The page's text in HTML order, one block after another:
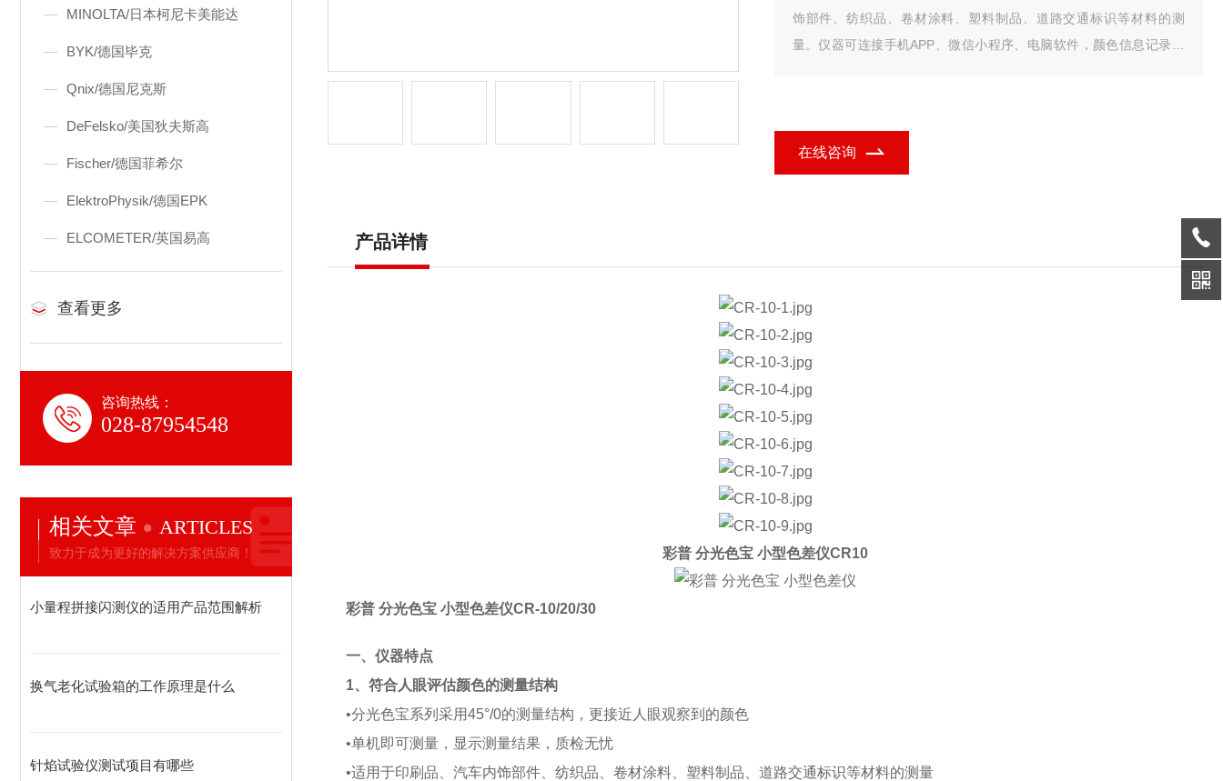
MINOLTA/日本柯尼卡美能达
BYK/德国毕克
Qnix/德国尼克斯
DeFelsko/美国狄夫斯高
Fischer/德国菲希尔
ElektroPhysik/德国EPK
ELCOMETER/英国易高
查看更多
咨询热线：
028-87954548
相关文章 ARTICLES
致力于成为更好的解决方案供应商！
小量程拼接闪测仪的适用产品范围解析
换气老化试验箱的工作原理是什么
针焰试验仪测试项目有哪些
饰部件、纺织品、卷材涂料、塑料制品、道路交通标识等材料的测
量。仪器可连接手机APP、微信小程序、电脑软件，颜色信息记录和
在线咨询
产品详情
彩普 分光色宝 小型色差仪CR10
彩普 分光色宝 小型色差仪CR-10/20/30
一、仪器特点
1、符合人眼评估颜色的测量结构
•分光色宝系列采用45°/0的测量结构，更接近人眼观察到的颜色
•单机即可测量，显示测量结果，质检无忧
•适用于印刷品、 汽车内饰部件、纺织品、卷材涂料、塑料制品、道路交通标识等材料的测量